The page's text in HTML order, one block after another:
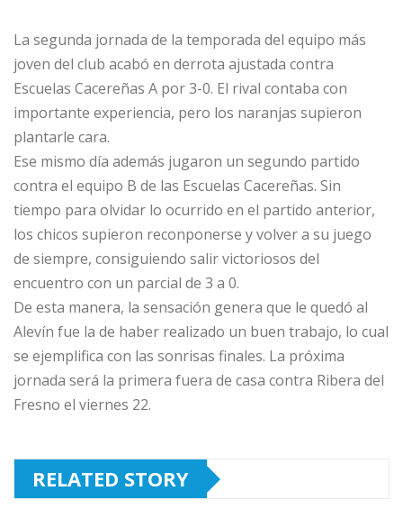
La segunda jornada de la temporada del equipo más
joven del club acabó en derrota ajustada contra
Escuelas Cacereñas A por 3-0. El rival contaba con
importante experiencia, pero los naranjas supieron
plantarle cara.
Ese mismo día además jugaron un segundo partido
contra el equipo B de las Escuelas Cacereñas. Sin
tiempo para olvidar lo ocurrido en el partido anterior,
los chicos supieron reconponerse y volver a su juego
de siempre, consiguiendo salir victoriosos del
encuentro con un parcial de 3 a 0.
De esta manera, la sensación genera que le quedó al
Alevín fue la de haber realizado un buen trabajo, lo cual
se ejemplifica con las sonrisas finales. La próxima
jornada será la primera fuera de casa contra Ribera del
Fresno el viernes 22.
RELATED STORY